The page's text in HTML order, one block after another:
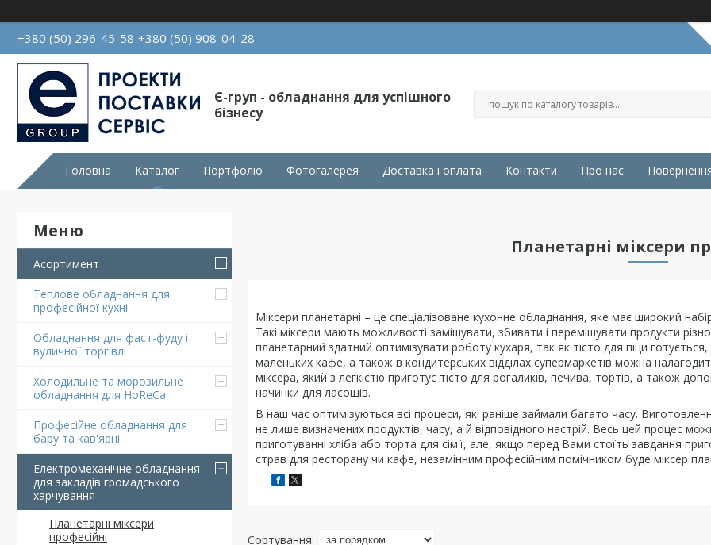
+380 (50) 296-45-58 +380 (50) 908-04-28
Є-груп - обладнання для успішного
бізнесу
Головна Каталог Портфоліо Фотогалерея Доставка і оплата Контакти Про нас
Асортимент
Теплове обладнання для
професійної кухні
Обладнання для фаст-фуду і
вуличної торгівлі
Холодильне та морозильне
обладнання для HoReCa
Професійне обладнання для
бару та кав'ярні
Електромеханічне обладнання
для закладів громадського
харчування
Планетарні міксери
професійні
Планетарні міксери
Міксери планетарні – це спеціалізоване кухонне обладнання, яке має широкий
Такі міксери мають можливості замішувати, збивати і перемішувати продукти
планетарний здатний оптимізувати роботу кухаря, так як тісто для піци
маленьких кафе, а також в кондитерських відділах супермаркетів можна
міксера, який з легкістю приготує тісто для рогаликів, печива, тортів, а також
начинки для ласощів.
В наш час оптимізуються всі процеси, які раніше займали багато часу.
не лише визначених продуктів, часу, а й відповідного настрій. Весь цей процес
приготуванні хліба або торта для сім'ї, але, якщо перед Вами стоїть завдання
страв для ресторану чи кафе, незамінним професійним помічником буде міксер